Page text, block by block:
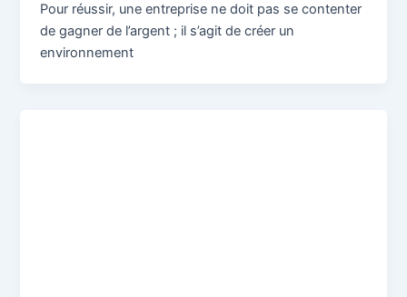
Pour réussir, une entreprise ne doit pas se contenter
de gagner de l’argent ; il s’agit de créer un
environnement